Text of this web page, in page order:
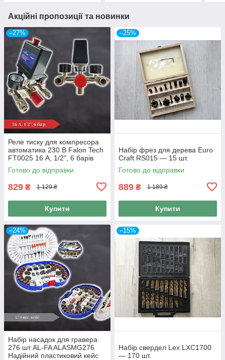
Акційні пропозиції та новинки
–27%
Реле тиску для компресора
автоматика 230 В Falon Tech
FT0025 16 А, 1/2", 6 барів
Готово до відправки
829 ₴ 1 129 ₴
Купити
–25%
Набір фрез для дерева Euro
Craft RS015 — 15 шт.
Готово до відправки
889 ₴ 1 189 ₴
Купити
–24%
Набір насадок для гравера
276 шт AL-FA ALASMG276
Надійний пластиковий кейс
–15%
Набір свердел Lex LXC1700
— 170 шт.